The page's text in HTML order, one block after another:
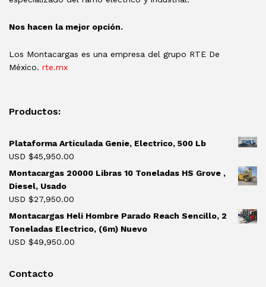
Nos hacen la mejor opción.
Los Montacargas es una empresa del grupo RTE De
México. rte.mx
Productos:
Plataforma Articulada Genie, Electrico, 500 Lb
USD $45,950.00
Montacargas 20000 Libras 10 Toneladas HS Grove ,
Diesel, Usado
USD $27,950.00
Montacargas Heli Hombre Parado Reach Sencillo, 2
Toneladas Electrico, (6m) Nuevo
USD $49,950.00
Contacto